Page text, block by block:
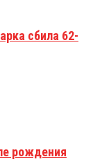
сбила 62-
рождения